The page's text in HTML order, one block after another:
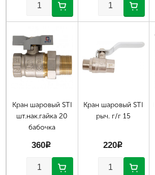
Кран шаровый STI
шт.нак.гайка 20
бабочка
360p
Кран шаровый STI
рыч. г/г 15
220p